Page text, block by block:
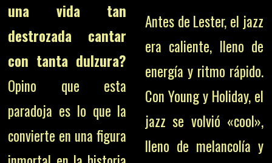
una vida tan
destrozada cantar
con tanta dulzura?
Opino que esta
paradoja es lo que la
convierte en una figura
Antes de Lester, el jazz
era caliente, lleno de
energía y ritmo rápido.
Con Young y Holiday, el
jazz se volvió «cool»,
lleno de melancolía y